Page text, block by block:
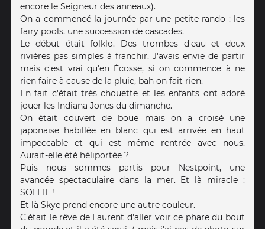
encore le Seigneur des anneaux).
On a commencé la journée par une petite rando : les
fairy pools, une succession de cascades.
Le début était folklo. Des trombes d'eau et deux
rivières pas simples à franchir. J'avais envie de partir
mais c'est vrai qu'en Écosse, si on commence à ne
rien faire à cause de la pluie, bah on fait rien.
En fait c'était très chouette et les enfants ont adoré
jouer les Indiana Jones du dimanche.
On était couvert de boue mais on a croisé une
japonaise habillée en blanc qui est arrivée en haut
impeccable et qui est même rentrée avec nous.
Aurait-elle été héliportée ?
Puis nous sommes partis pour Nestpoint, une
avancée spectaculaire dans la mer. Et là miracle :
SOLEIL !
Et là Skye prend encore une autre couleur.
C'était le rêve de Laurent d'aller voir ce phare du bout